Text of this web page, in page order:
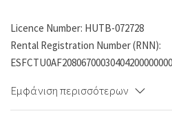
Licence Number: HUTB-072728
Rental Registration Number (RNN):
Εμφάνιση περισσότερων